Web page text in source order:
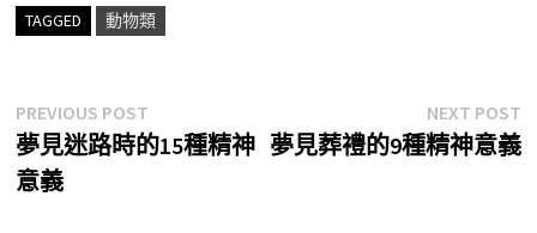
TAGGED 動物類
文
章
導
PREVIOUS POSTPrevious
post:
夢見迷路時的15種精神
意義
NEXT POST
夢見葬禮的9種精神意義